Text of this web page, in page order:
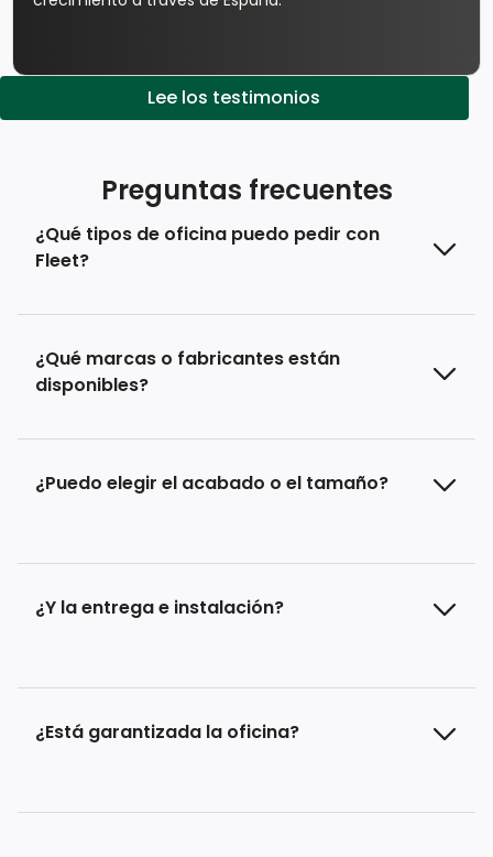
Lee los testimonios
Preguntas frecuentes
¿Qué tipos de oficina puedo pedir con
Fleet?
¿Qué marcas o fabricantes están
disponibles?
¿Puedo elegir el acabado o el tamaño?
¿Y la entrega e instalación?
¿Está garantizada la oficina?